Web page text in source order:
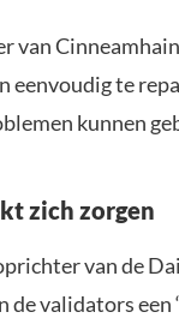
van
eenvoudig te
kunnen
zich zorgen
van de
de validators